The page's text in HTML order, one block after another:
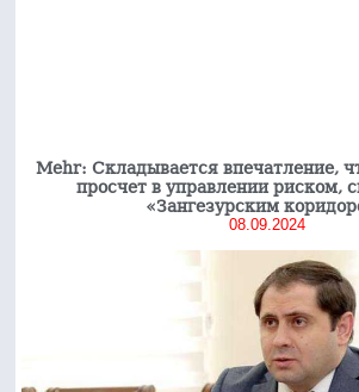
Mehr: Складывается впечатление,
просчет в управлении риском,
«Зангезурским
08.09.2024